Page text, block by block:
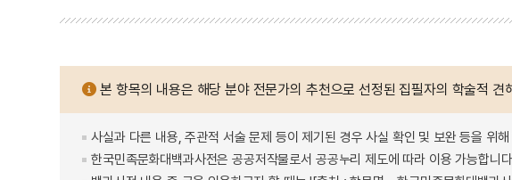
본 항목의 내용은 해당 분야 전문가의 추천으로 선정된 집필자의 학술적
사실과 다른 내용, 주관적 서술 문제 등이 제기된 경우 사실 확인 및 보완 등을 위
한국민족문화대백과사전은 공공저작물로서 공공누리 제도에 따라 이용 가능합니